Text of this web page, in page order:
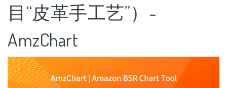
目“皮革手工艺”）-
AmzChart